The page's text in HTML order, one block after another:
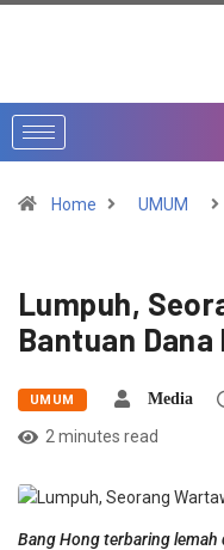
Home UMUM
Lumpuh,
Bantuan
UMUM Media
2 minutes read
Bang Hong terbaring